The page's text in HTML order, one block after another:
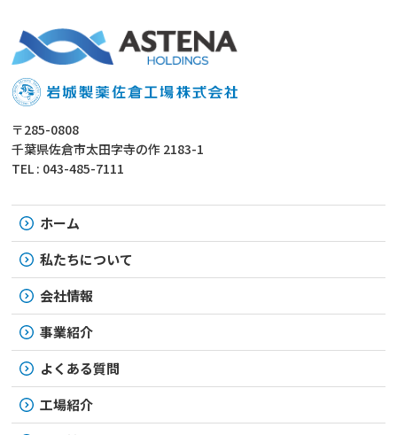
〒285-0808
千葉県佐倉市太田字寺の作 2183-1
TEL : 043-485-7111
ホーム
私たちについて
会社情報
事業紹介
よくある質問
工場紹介